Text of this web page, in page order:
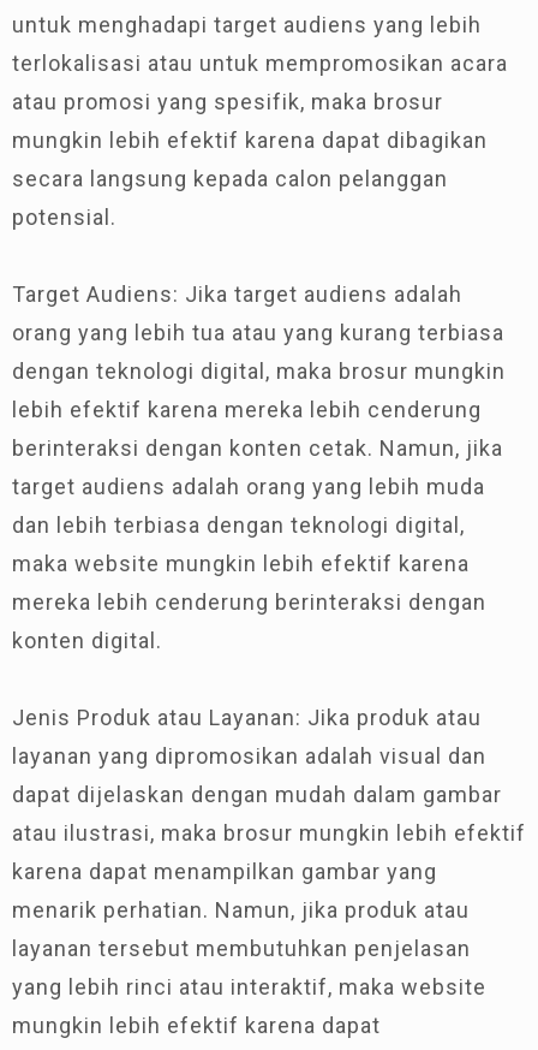
untuk menghadapi target audiens yang lebih
terlokalisasi atau untuk mempromosikan acara
atau promosi yang spesifik, maka brosur
mungkin lebih efektif karena dapat dibagikan
secara langsung kepada calon pelanggan
potensial.
Target Audiens: Jika target audiens adalah
orang yang lebih tua atau yang kurang terbiasa
dengan teknologi digital, maka brosur mungkin
lebih efektif karena mereka lebih cenderung
berinteraksi dengan konten cetak. Namun, jika
target audiens adalah orang yang lebih muda
dan lebih terbiasa dengan teknologi digital,
maka website mungkin lebih efektif karena
mereka lebih cenderung berinteraksi dengan
konten digital.
Jenis Produk atau Layanan: Jika produk atau
layanan yang dipromosikan adalah visual dan
dapat dijelaskan dengan mudah dalam gambar
atau ilustrasi, maka brosur mungkin lebih efektif
karena dapat menampilkan gambar yang
menarik perhatian. Namun, jika produk atau
layanan tersebut membutuhkan penjelasan
yang lebih rinci atau interaktif, maka website
mungkin lebih efektif karena dapat